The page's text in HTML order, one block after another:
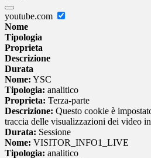
youtube.com
Nome
Tipologia
Proprieta
Descrizione
Durata
Nome: YSC
Tipologia: analitico
Proprieta: Terza-parte
Descrizione: Questo cookie è
traccia delle visualizzazioni dei video
Durata: Sessione
Nome: VISITOR_INFO1_LIVE
Tipologia: analitico